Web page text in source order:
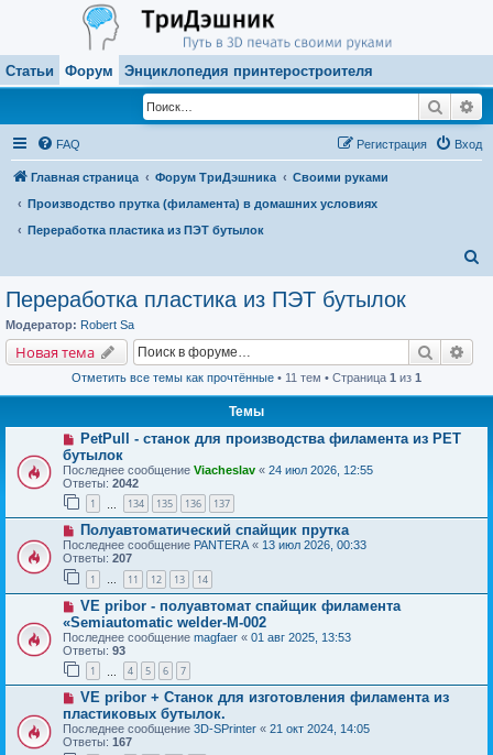
Статьи Форум Энциклопедия принтеростроителя
Поиск
FAQ Вход
Регистрация
Главная страница Форум ТриДэшника
Своими руками
Производство прутка (филамента) в домашних условиях
Переработка пластика из ПЭТ бутылок
Переработка пластика из ПЭТ бутылок
Модератор: Robert Sa
Новая тема Поиск
Отметить все темы как прочтённые • 11 тем • Страница 1 из 1
Темы
PetPull - cтанок для производства филамента из PET
бутылок
Последнее сообщение Viacheslav « 24 июл 2026, 12:55
Ответы: 2042
1 134 135 136 137
Полуавтоматический спайщик прутка
Последнее сообщение PANTERA « 13 июл 2026, 00:33
Ответы: 207
1 … 11 12 13 14
VE pribor - полуавтомат спайщик филамента
«Semiautomatic welder-M-002
Последнее сообщение magfaer « 01 авг 2025, 13:53
Ответы: 93
1 4 5 6 7
VE pribor + Станок для изготовления филамента из
пластиковых бутылок.
Последнее сообщение 3D-SPrinter « 21 окт 2024, 14:05
Ответы: 167